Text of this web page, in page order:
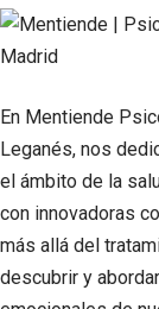
En Mentiende
Leganés, nos
el ámbito de la
con innovadoras
más allá del
descubrir y